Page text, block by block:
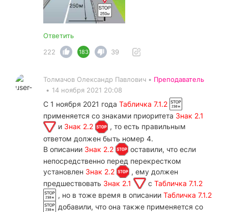
Ответить
222
183 39
Толмачов Олександр Павлович • Преподаватель
• 14 ноября 2021 20:08
С 1 ноября 2021 года Табличка 7.1.2
применяется со знаками приоритета Знак 2.1
и Знак 2.2
, то есть правильным
ответом должен быть номер 4.
В описании Знак 2.2
оставили, что если
непосредственно перед перекрестком
установлен Знак 2.2
, ему должен
предшествовать Знак 2.1 с Табличка 7.1.2
, но в тоже время в описании Табличка 7.1.2
добавили, что она также применяется со